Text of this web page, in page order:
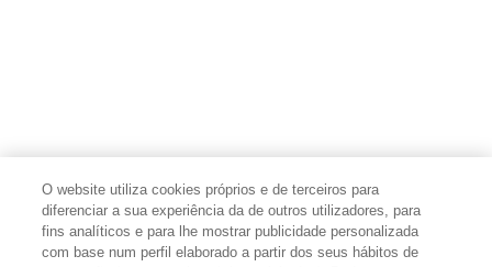
O website utiliza cookies próprios e de terceiros para
diferenciar a sua experiência da de outros utilizadores, para
fins analíticos e para lhe mostrar publicidade personalizada
com base num perfil elaborado a partir dos seus hábitos de